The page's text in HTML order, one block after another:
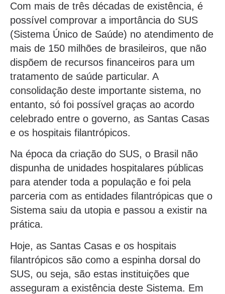
Com mais de três décadas de existência, é
possível comprovar a importância do SUS
(Sistema Único de Saúde) no atendimento de
mais de 150 milhões de brasileiros, que não
dispõem de recursos financeiros para um
tratamento de saúde particular. A
consolidação deste importante sistema, no
entanto, só foi possível graças ao acordo
celebrado entre o governo, as Santas Casas
e os hospitais filantrópicos.
Na época da criação do SUS, o Brasil não
dispunha de unidades hospitalares públicas
para atender toda a população e foi pela
parceria com as entidades filantrópicas que o
Sistema saiu da utopia e passou a existir na
prática.
Hoje, as Santas Casas e os hospitais
filantrópicos são como a espinha dorsal do
SUS, ou seja, são estas instituições que
asseguram a existência deste Sistema. Em